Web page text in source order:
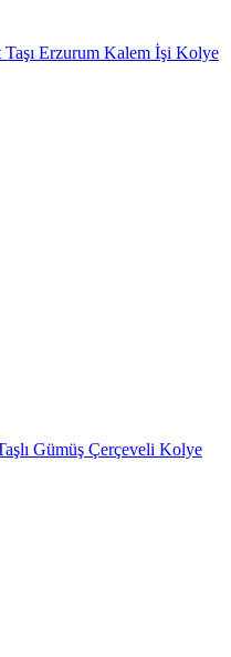
Erzurum Kalem İşi Kolye
Gümüş Çerçeveli Kolye